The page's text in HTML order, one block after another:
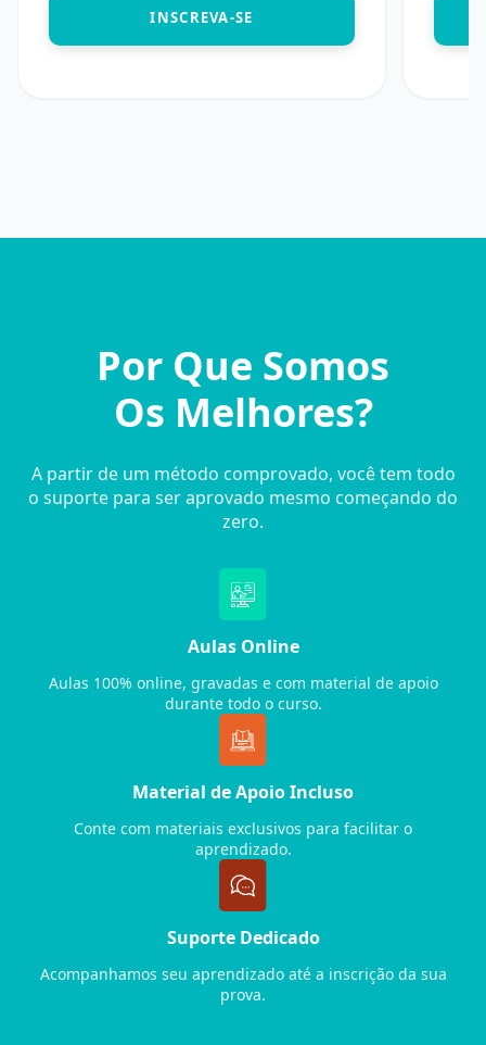
INSCREVA-SE
Por Que Somos
Os Melhores?
A partir de um método comprovado, você tem todo
o suporte para ser aprovado mesmo começando do
zero.
Aulas Online
Aulas 100% online, gravadas e com material de apoio
durante todo o curso.
Material de Apoio Incluso
Conte com materiais exclusivos para facilitar o
aprendizado.
Suporte Dedicado
Acompanhamos seu aprendizado até a inscrição da sua
prova.